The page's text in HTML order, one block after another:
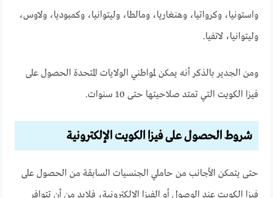
واستونيا، وكرواتيا، وهنغاريا، ومالطا، وليتوانيا، وكمبوديا، ولاوس،
وليتوانيا، لاتفيا.
ومن الجدير بالذكر أنه يمكن لمواطني الولايات المتحدة الحصول على
فيزا الكويت التي تمتد صلاحيتها حتى 10 سنوات.
شروط الحصول على فيزا الكويت الإلكترونية
حتى يتمكن الأجانب من حاملي الجنسيات السابقة من الحصول على
فيزا الكويت عند الوصول أو الفيزا الإلكترونية، فلابد من أن تتوافر